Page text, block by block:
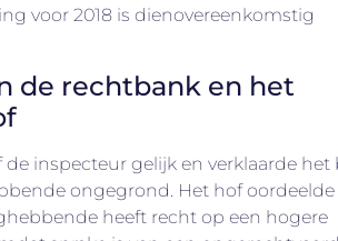
voor 2018 is dienovereenkomstig
de rechtbank en het
de inspecteur gelijk en verklaarde het
ongegrond. Het hof
heeft recht op een hogere